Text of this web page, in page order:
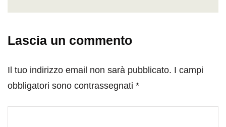
Lascia un commento
Il tuo indirizzo email non sarà pubblicato. I campi
obbligatori sono contrassegnati *